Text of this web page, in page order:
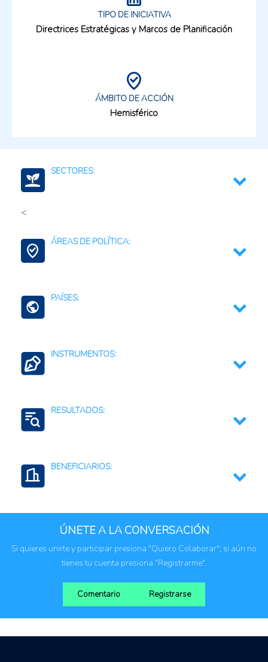
TIPO DE INICIATIVA
Directrices Estratégicas y Marcos de Planificación
ÁMBITO DE ACCIÓN
Hemisférico
SECTORES:
<
tubérculos
Agricultura, silvicultura, y productos de la pesca
ÁREAS DE POLÍTICA:
Transformación Digital
PAÍSES:
INSTRUMENTOS:
tecnológico
Redes y plataformas para el diálogo y la
RESULTADOS:
BENEFICIARIOS:
Agricultura familiar
ÚNETE A LA CONVERSACIÓN
Si quieres unirte y participar presiona "Quiero Colaborar"; si aún no
tienes tu cuenta presiona "Registrarme".
Comentario Registrarse